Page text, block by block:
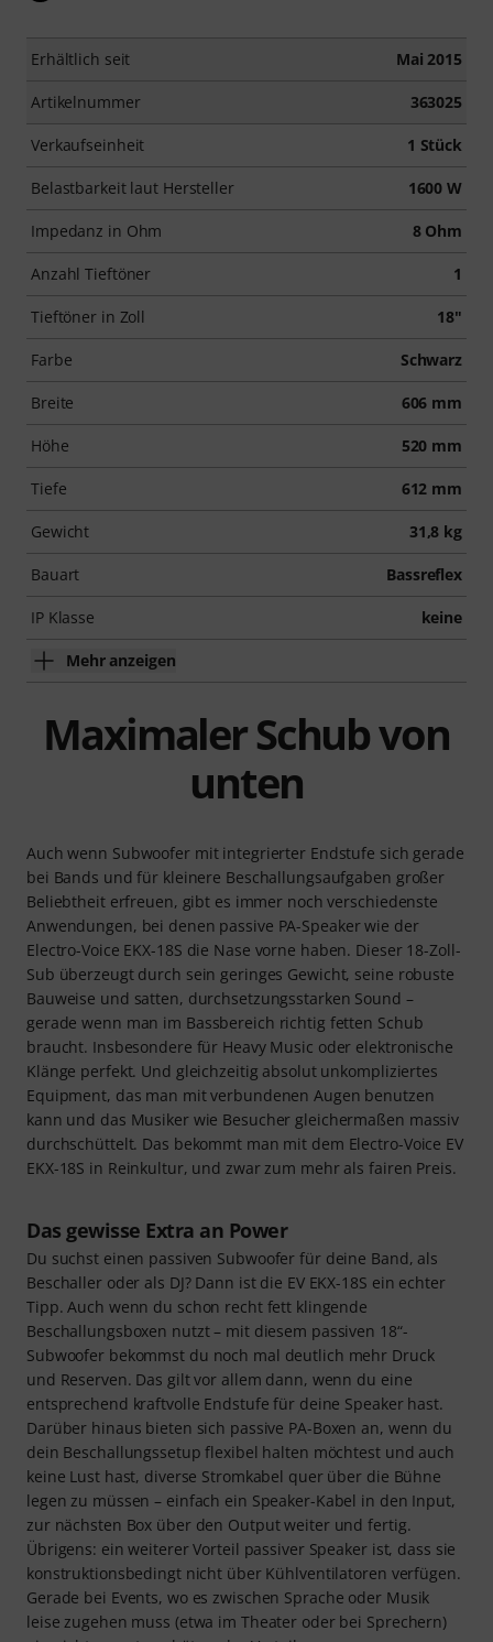
Erhältlich seit Mai 2015
Artikelnummer 363025
Verkaufseinheit 1 Stück
Belastbarkeit laut Hersteller 1600 W
Impedanz in Ohm 8 Ohm
Anzahl Tieftöner 1
Tieftöner in Zoll 18"
Farbe Schwarz
Breite 606 mm
Höhe 520 mm
Tiefe 612 mm
Gewicht 31,8 kg
Bauart Bassreflex
IP Klasse keine
Mehr anzeigen
Maximaler Schub von
unten
Auch wenn Subwoofer mit integrierter Endstufe sich gerade
bei Bands und für kleinere Beschallungsaufgaben großer
Beliebtheit erfreuen, gibt es immer noch verschiedenste
Anwendungen, bei denen passive PA-Speaker wie der
Electro-Voice EKX-18S die Nase vorne haben. Dieser 18-Zoll-
Sub überzeugt durch sein geringes Gewicht, seine robuste
Bauweise und satten, durchsetzungsstarken Sound –
gerade wenn man im Bassbereich richtig fetten Schub
braucht. Insbesondere für Heavy Music oder elektronische
Klänge perfekt. Und gleichzeitig absolut unkompliziertes
Equipment, das man mit verbundenen Augen benutzen
kann und das Musiker wie Besucher gleichermaßen massiv
durchschüttelt. Das bekommt man mit dem Electro-Voice EV
EKX-18S in Reinkultur, und zwar zum mehr als fairen Preis.
Das gewisse Extra an Power
Du suchst einen passiven Subwoofer für deine Band, als
Beschaller oder als DJ? Dann ist die EV EKX-18S ein echter
Tipp. Auch wenn du schon recht fett klingende
Beschallungsboxen nutzt – mit diesem passiven 18“-
Subwoofer bekommst du noch mal deutlich mehr Druck
und Reserven. Das gilt vor allem dann, wenn du eine
entsprechend kraftvolle Endstufe für deine Speaker hast.
Darüber hinaus bieten sich passive PA-Boxen an, wenn du
dein Beschallungssetup flexibel halten möchtest und auch
keine Lust hast, diverse Stromkabel quer über die Bühne
legen zu müssen – einfach ein Speaker-Kabel in den Input,
zur nächsten Box über den Output weiter und fertig.
Übrigens: ein weiterer Vorteil passiver Speaker ist, dass sie
konstruktionsbedingt nicht über Kühlventilatoren verfügen.
Gerade bei Events, wo es zwischen Sprache oder Musik
leise zugehen muss (etwa im Theater oder bei Sprechern)